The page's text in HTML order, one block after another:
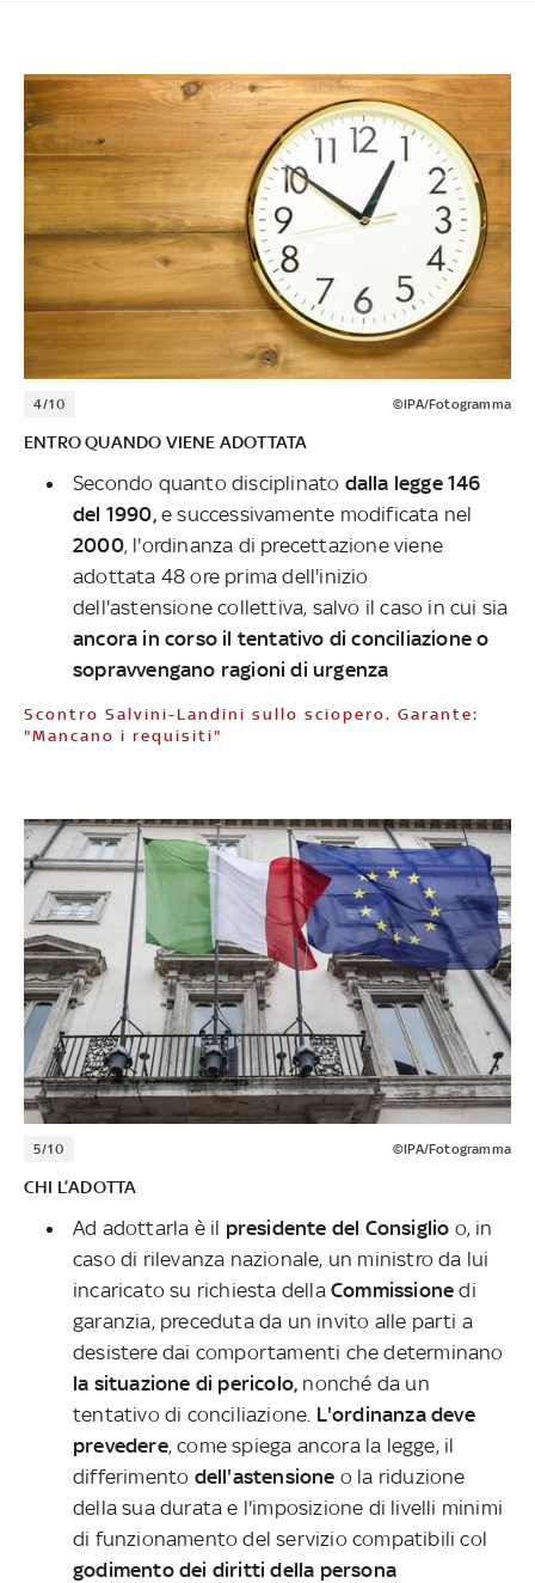
4/10 ©IPA/Fotogramma
ENTRO QUANDO VIENE ADOTTATA
Secondo quanto disciplinato dalla legge 146
del 1990,e successivamente modificata nel
2000, l'ordinanza di precettazione viene
adottata 48 ore prima dell'inizio
dell'astensione collettiva, salvo il caso in cui sia
ancora in corso il tentativo di conciliazione o
sopravvengano ragioni di urgenza
Scontro Salvini-Landini sullo sciopero. Garante:
"Mancano i requisiti"
5/10 ©IPA/Fotogramma
CHI L’ADOTTA
Ad adottarla è il presidente del Consiglio o, in
caso di rilevanza nazionale, un ministro da lui
incaricato su richiesta della Commissionedi
garanzia, preceduta da un invito alle parti a
desistere dai comportamenti che determinano
la situazione di pericolo, nonché da un
tentativo di conciliazione. L'ordinanza deve
prevedere, come spiega ancora la legge, il
differimento dell'astensione o la riduzione
della sua durata e l'imposizione di livelli minimi
di funzionamento del servizio compatibili col
godimento dei diritti della persona